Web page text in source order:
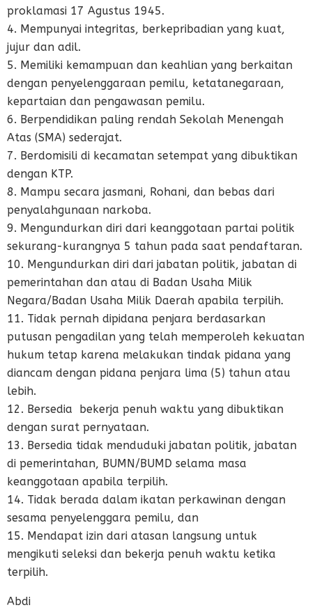
proklamasi 17 Agustus 1945.
4. Mempunyai integritas, berkepribadian yang kuat,
jujur dan adil.
5. Memiliki kemampuan dan keahlian yang berkaitan
dengan penyelenggaraan pemilu, ketatanegaraan,
kepartaian dan pengawasan pemilu.
6. Berpendidikan paling rendah Sekolah Menengah
Atas (SMA) sederajat.
7. Berdomisili di kecamatan setempat yang dibuktikan
dengan KTP.
8. Mampu secara jasmani, Rohani, dan bebas dari
penyalahgunaan narkoba.
9. Mengundurkan diri dari keanggotaan partai politik
sekurang-kurangnya 5 tahun pada saat pendaftaran.
10. Mengundurkan diri dari jabatan politik, jabatan di
pemerintahan dan atau di Badan Usaha Milik
Negara/Badan Usaha Milik Daerah apabila terpilih.
11. Tidak pernah dipidana penjara berdasarkan
putusan pengadilan yang telah memperoleh kekuatan
hukum tetap karena melakukan tindak pidana yang
diancam dengan pidana penjara lima (5) tahun atau
lebih.
12. Bersedia bekerja penuh waktu yang dibuktikan
dengan surat pernyataan.
13. Bersedia tidak menduduki jabatan politik, jabatan
di pemerintahan, BUMN/BUMD selama masa
keanggotaan apabila terpilih.
14. Tidak berada dalam ikatan perkawinan dengan
sesama penyelenggara pemilu, dan
15. Mendapat izin dari atasan langsung untuk
mengikuti seleksi dan bekerja penuh waktu ketika
terpilih.
Abdi